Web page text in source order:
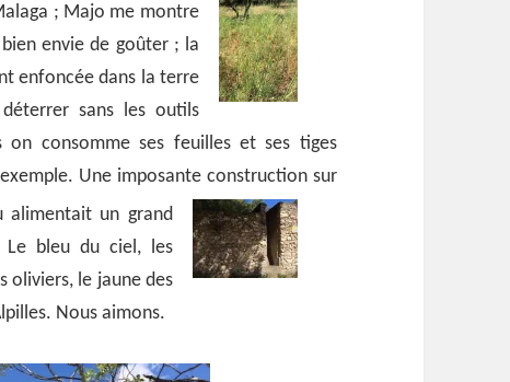
; Majo me montre
envie de goûter ; la
enfoncée dans la terre
sans les outils
on consomme ses feuilles et ses tiges
Une imposante construction sur
alimentait un grand
Le bleu du ciel, les
oliviers, le jaune des
Nous aimons.